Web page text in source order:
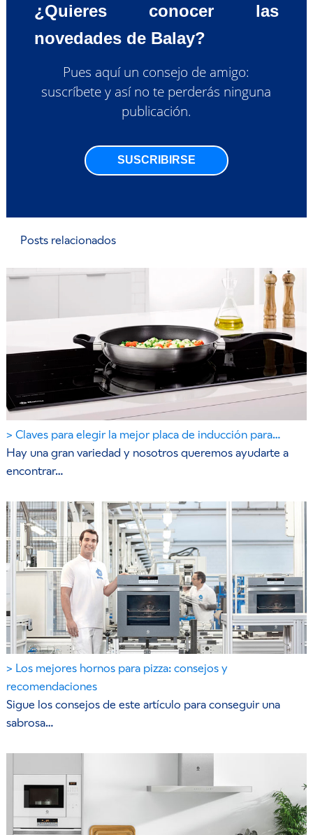
¿Quieres conocer las
novedades de Balay?
Pues aquí un consejo de amigo:
suscríbete y así no te perderás ninguna
publicación.
SUSCRIBIRSE
Posts relacionados
Claves para elegir la mejor placa de inducción para…
Hay una gran variedad y nosotros queremos ayudarte a
encontrar…
Los mejores hornos para pizza: consejos y
recomendaciones
Sigue los consejos de este artículo para conseguir una
sabrosa…